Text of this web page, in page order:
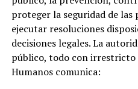
proteger la seguridad de las
ejecutar resoluciones
decisiones legales. La
público, todo con irrestricto
Humanos comunica: